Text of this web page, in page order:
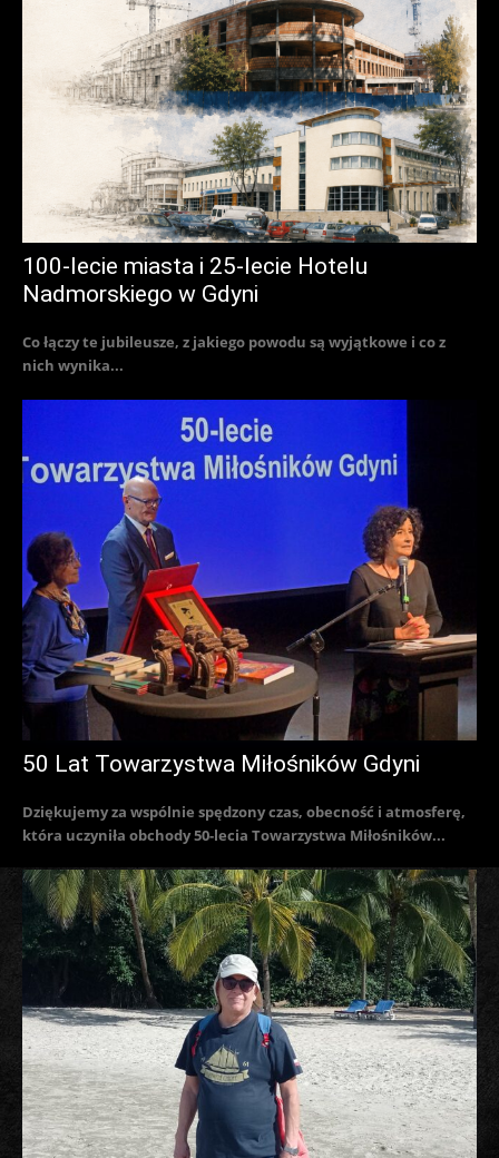
100-lecie miasta i 25-lecie Hotelu
Nadmorskiego w Gdyni
Co łączy te jubileusze, z jakiego powodu są wyjątkowe i co z
nich wynika...
50 Lat Towarzystwa Miłośników Gdyni
Dziękujemy za wspólnie spędzony czas, obecność i atmosferę,
która uczyniła obchody 50-lecia Towarzystwa Miłośników...